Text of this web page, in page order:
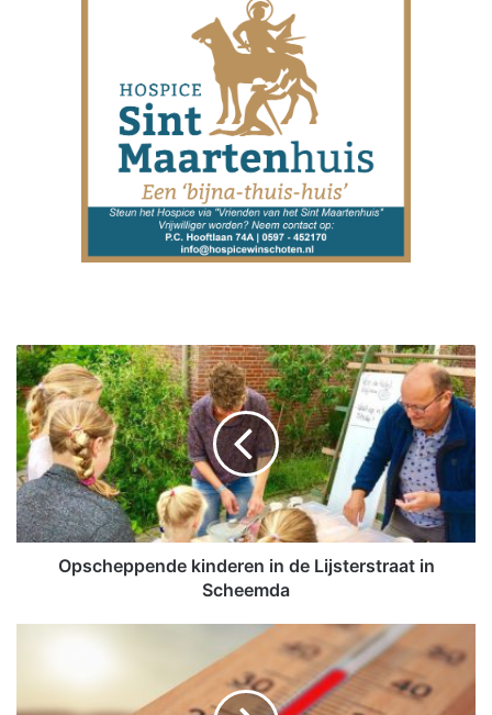
O
p
s
c
h
e
p
p
e
Opscheppende kinderen in de Lijsterstraat in
Scheemda
e